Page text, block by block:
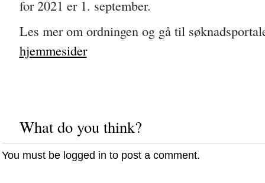
for 2021 er 1. september.
Les mer om ordningen og gå til
hjemmesider
What do you think?
You must be logged in to post a comment.